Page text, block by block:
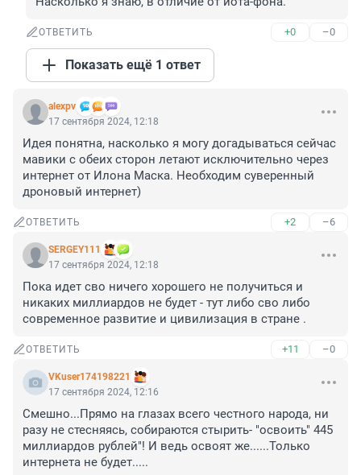
ОТВЕТИТЬ +0 –0
Показать ещё 1 ответ
alexpv
17 сентября 2024, 12:18
Идея понятна, насколько я могу догадываться сейчас
мавики с обеих сторон летают исключительно через
интернет от Илона Маска. Необходим суверенный
дроновый интернет)
ОТВЕТИТЬ +2 –6
SERGEY111
17 сентября 2024, 12:18
Пока идет сво ничего хорошего не получиться и
никаких миллиардов не будет - тут либо сво либо
современное развитие и цивилизация в стране .
ОТВЕТИТЬ +11 –0
VKuser174198221
17 сентября 2024, 12:16
Смешно...Прямо на глазах всего честного народа, ни
разу не стесняясь, собираются стырить- "освоить" 445
миллиардов рублей"! И ведь освоят же......Только
интернета не будет.....